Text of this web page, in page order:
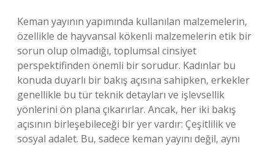
Keman yayının yapımında kullanılan malzemelerin,
özellikle de hayvansal kökenli malzemelerin etik bir
sorun olup olmadığı, toplumsal cinsiyet
perspektifinden önemli bir sorudur. Kadınlar bu
konuda duyarlı bir bakış açısına sahipken, erkekler
genellikle bu tür teknik detayları ve işlevsellik
yönlerini ön plana çıkarırlar. Ancak, her iki bakış
açısının birleşebileceği bir yer vardır: Çeşitlilik ve
sosyal adalet. Bu, sadece keman yayını değil, aynı